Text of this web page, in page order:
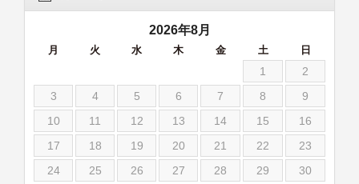
2026年8月
月 火 水 木 金 土 日
1
2
3
4 5 6 7 8
9
10
11 12 13 14 15
16
17
18 19 20 21 22
23
24
25 26 27 28 29 30